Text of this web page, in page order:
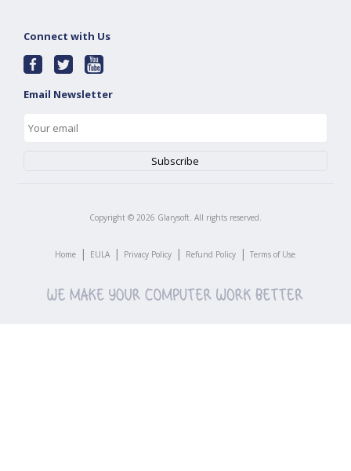
Connect with Us
Email Newsletter
Copyright © 2026 Glarysoft. All rights reserved.
Home | EULA | Privacy Policy | Refund Policy | Terms of Use